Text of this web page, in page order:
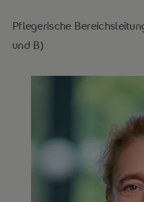
Pflegerische
und B)